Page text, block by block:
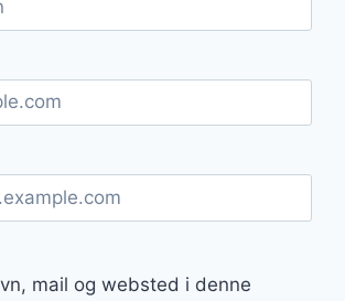
mail og websted i denne